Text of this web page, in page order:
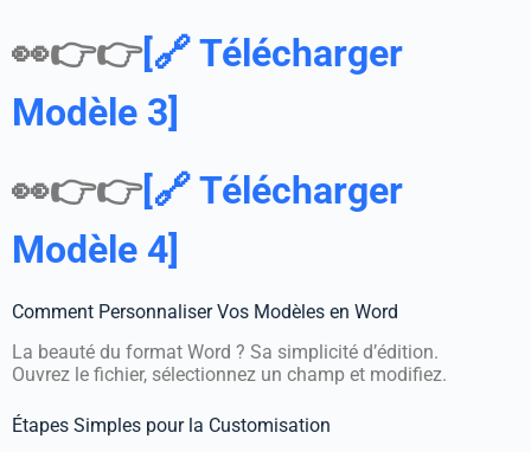
👀👉👉[🔗 Télécharger
Modèle 3]
👀👉👉[🔗 Télécharger
Modèle 4]
Comment Personnaliser Vos Modèles en Word
La beauté du format Word ? Sa simplicité d’édition.
Ouvrez le fichier, sélectionnez un champ et modifiez.
Étapes Simples pour la Customisation